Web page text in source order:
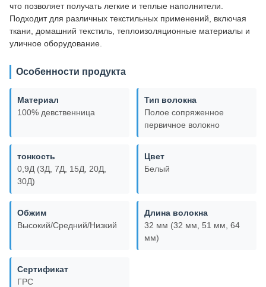
что позволяет получать легкие и теплые наполнители.
Подходит для различных текстильных применений, включая
ткани, домашний текстиль, теплоизоляционные материалы и
уличное оборудование.
Особенности продукта
Материал
100% девственница
Тип волокна
Полое сопряженное
первичное волокно
тонкость
0,9Д (3Д, 7Д, 15Д, 20Д,
30Д)
Цвет
Белый
Обжим
Высокий/Средний/Низкий
Длина волокна
32 мм (32 мм, 51 мм, 64
мм)
Сертификат
ГРС